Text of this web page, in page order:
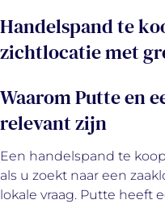
Handelspand te
zichtlocatie met
Waarom Putte en
relevant zijn
Een handelspand te
als u zoekt naar een
lokale vraag. Putte heeft